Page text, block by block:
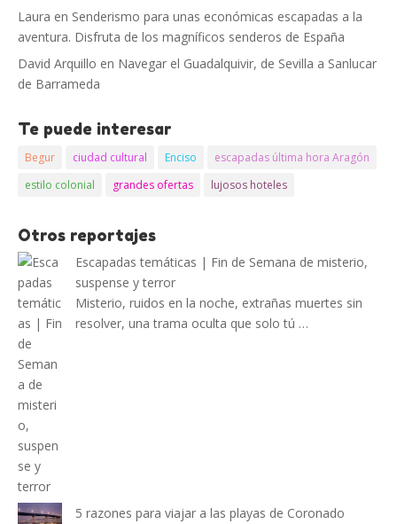
Laura en Senderismo para unas económicas escapadas a la
aventura. Disfruta de los magníficos senderos de España
David Arquillo en Navegar el Guadalquivir, de Sevilla a Sanlucar
de Barrameda
Te puede interesar
Begur ciudad cultural Enciso
escapadas última hora Aragón
estilo colonial
grandes ofertas lujosos hoteles
Otros reportajes
Escapadas temáticas | Fin de Semana de misterio,
suspense y terror
Misterio, ruidos en la noche, extrañas muertes sin
resolver, una trama oculta que solo tú …
5 razones para viajar a las playas de Coronado